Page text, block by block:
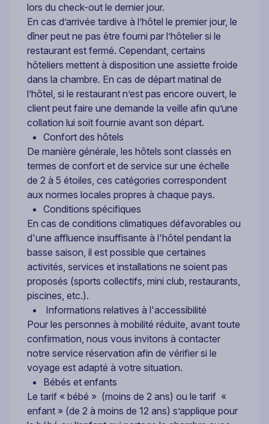
lors du check-out le dernier jour.
En cas d’arrivée tardive à l’hôtel le premier jour, le
dîner peut ne pas être fourni par l’hôtelier si le
restaurant est fermé. Cependant, certains
hôteliers mettent à disposition une assiette froide
dans la chambre. En cas de départ matinal de
l’hôtel, si le restaurant n’est pas encore ouvert, le
client peut faire une demande la veille afin qu’une
collation lui soit fournie avant son départ.
Confort des hôtels
De manière générale, les hôtels sont classés en
termes de confort et de service sur une échelle
de 2 à 5 étoiles, ces catégories correspondent
aux normes locales propres à chaque pays.
Conditions spécifiques
En cas de conditions climatiques défavorables ou
d'une affluence insuffisante à l'hôtel pendant la
basse saison, il est possible que certaines
activités, services et installations ne soient pas
proposés (sports collectifs, mini club, restaurants,
piscines, etc.).
Informations relatives à l'accessibilité
Pour les personnes à mobilité réduite, avant toute
confirmation, nous vous invitons à contacter
notre service réservation afin de vérifier si le
voyage est adapté à votre situation.
Bébés et enfants
Le tarif « bébé » (moins de 2 ans) ou le tarif «
enfant » (de 2 à moins de 12 ans) s’applique pour